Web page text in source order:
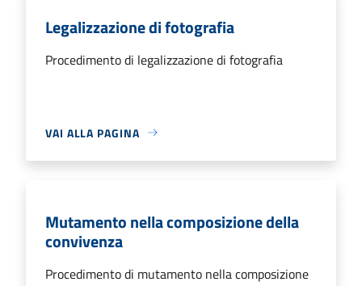
Legalizzazione di fotografia
Procedimento di legalizzazione di fotografia
VAI ALLA PAGINA
Mutamento nella composizione della
convivenza
Procedimento di mutamento nella composizione